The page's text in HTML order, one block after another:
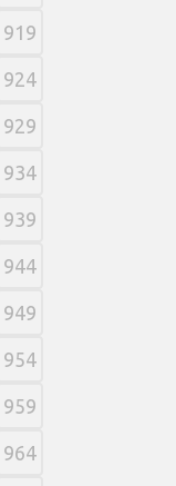
919
924
929
934
939
944
949
954
959
964